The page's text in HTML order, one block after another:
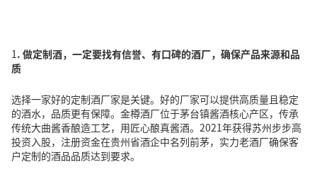
​1. 做定制酒，一定要找有信誉、有口碑的酒厂，确保产品来源和品
质
选择一家好的定制酒厂家是关键。好的厂家可以提供高质量且稳定
的酒水，品质更有保障。金樽酒厂位于茅台镇酱酒核心产区，传承
传统大曲酱香酿造工艺，用匠心酿真酱酒。2021年获得苏州步步高
投资入股，注册资金在贵州省酒企中名列前茅，实力老酒厂确保客
户定制的酒品品质达到要求。